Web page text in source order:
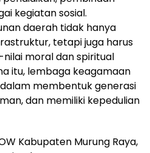
kegiatan sosial.
daerah tidak hanya
tetapi juga harus
moral dan spiritual
itu, lembaga keagamaan
membentuk generasi
dan memiliki kepedulian
Kabupaten Murung Raya,